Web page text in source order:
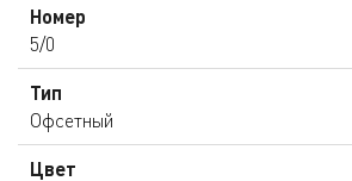
Номер
5/0
Тип
Офсетный
Цвет